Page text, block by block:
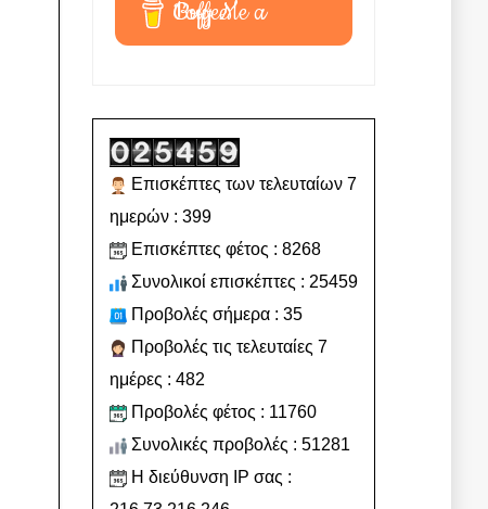
Buy Me a Coffee
Επισκέπτες των τελευταίων 7
ημερών : 399
Επισκέπτες φέτος : 8268
Συνολικοί επισκέπτες : 25459
Προβολές σήμερα : 35
Προβολές τις τελευταίες 7
ημέρες : 482
Προβολές φέτος : 11760
Συνολικές προβολές : 51281
Η διεύθυνση IP σας :